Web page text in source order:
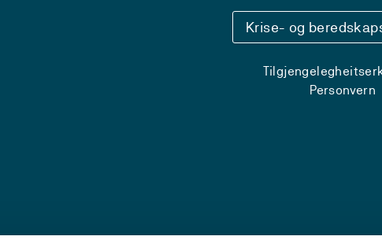
Krise- og
Personvern